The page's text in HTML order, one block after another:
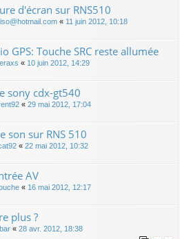
d'écran sur RNS510
« 11 juin 2012, 10:18
GPS: Touche SRC reste allumée
« 10 juin 2012, 14:29
sony cdx-gt540
« 29 mai 2012, 17:04
son sur RNS 510
« 22 mai 2012, 10:32
AV
« 16 mai 2012, 12:17
plus ?
« 28 avr. 2012, 18:38